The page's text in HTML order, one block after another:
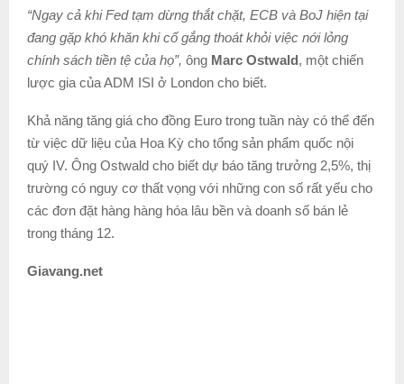
“Ngay cả khi Fed tạm dừng thắt chặt, ECB và BoJ hiện tại
đang gặp khó khăn khi cố gắng thoát khỏi việc nới lỏng
chính sách tiền tệ của họ”, ông Marc Ostwald, một chiến
lược gia của ADM ISI ở London cho biết.
Khả năng tăng giá cho đồng Euro trong tuần này có thể đến
từ việc dữ liệu của Hoa Kỳ cho tổng sản phẩm quốc nội
quý IV. Ông Ostwald cho biết dự báo tăng trưởng 2,5%, thị
trường có nguy cơ thất vọng với những con số rất yếu cho
các đơn đặt hàng hàng hóa lâu bền và doanh số bán lẻ
trong tháng 12.
Giavang.net